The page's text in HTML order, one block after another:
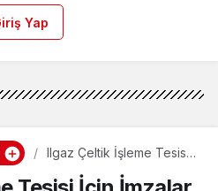
Yap
Ilgaz Çeltik İşleme Tesisi